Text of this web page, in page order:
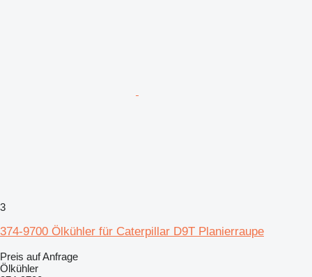
3
374-9700 Ölkühler für Caterpillar D9T Planierraupe
Preis auf Anfrage
Ölkühler